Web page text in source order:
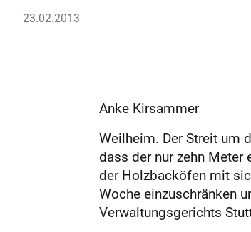
23.02.2013
Anke Kirsammer
Weilheim. Der Streit um
dass der nur zehn Meter
der Holzbacköfen mit
Woche einzuschränken
Verwaltungsgerichts